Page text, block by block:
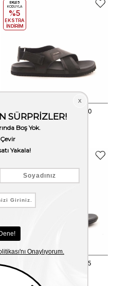
Mocassini Erkek Sandalet 360
₺5.348,00
₺7.640,00
Sepette %20 Net İndirim
EKLE5
KODUYLA
%5
EKSTRA
İNDİRİM
Mocassini Erkek Sandalet 335
₺7.640,00
EKSTRA
İNDİRİM